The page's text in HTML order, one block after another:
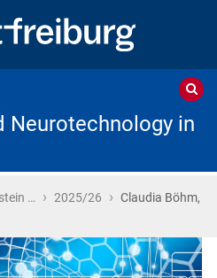
Neurotechnology in
… › 2025/26 › Claudia Böhm,